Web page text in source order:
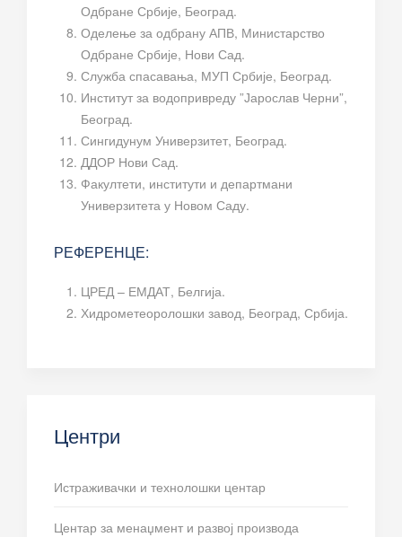
Одбране Србије, Београд.
Оделење за одбрану АПВ, Министарство
Одбране Србије, Нови Сад.
Служба спасавања, МУП Србије, Београд.
Институт за водопривреду ”Јарослав Черни”,
Београд.
Сингидунум Универзитет, Београд.
ДДОР Нови Сад.
Факултети, институти и департмани
Универзитета у Новом Саду.
РЕФЕРЕНЦЕ:
ЦРЕД – ЕМДАТ, Белгија.
Хидрометеоролошки завод, Београд, Србија.
Центри
Истраживачки и технолошки центар
Центар за менаџмент и развој производа